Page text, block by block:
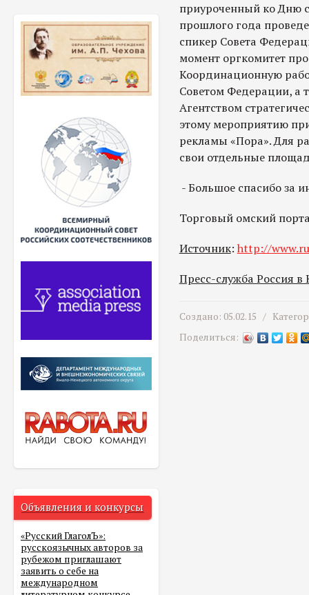
Объявления и конкурсы
«Русский ГлаголЪ»:
русскоязычных авторов за
рубежом приглашают
заявить о себе на
международном
приуроченный ко Дню
прошлого года
спикер Совета
момент оргкомитет
Координационную
Советом Федерации, а
Агентством
этому мероприятию
рекламы «Пора». Для
свои отдельные
- Большое спасибо за
Торговый омский
Источник: http://
Пресс-служба Россия в
Создано: 05.02.15 /
Поделиться: